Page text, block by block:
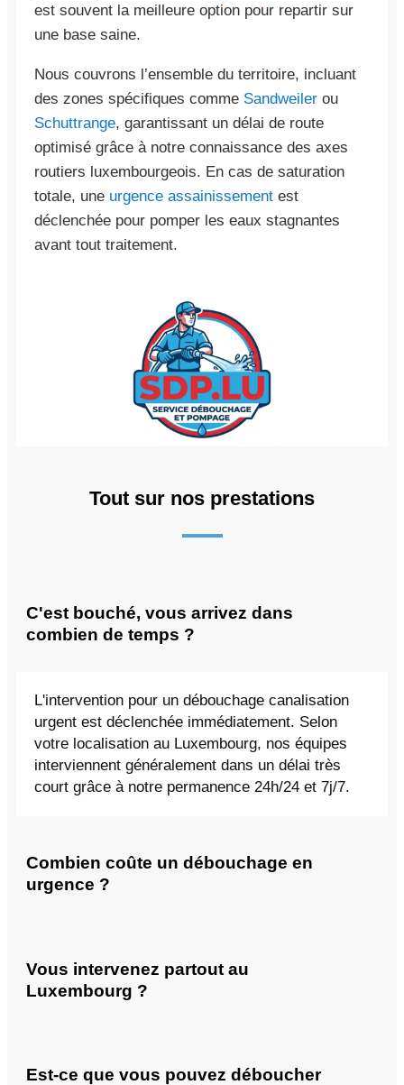
est souvent la meilleure option pour repartir sur
une base saine.
Nous couvrons l’ensemble du territoire, incluant
des zones spécifiques comme Sandweiler ou
Schuttrange, garantissant un délai de route
optimisé grâce à notre connaissance des axes
routiers luxembourgeois. En cas de saturation
totale, une urgence assainissement est
déclenchée pour pomper les eaux stagnantes
avant tout traitement.
Tout sur nos prestations
C'est bouché, vous arrivez dans
combien de temps ?
L'intervention pour un débouchage canalisation
urgent est déclenchée immédiatement. Selon
votre localisation au Luxembourg, nos équipes
interviennent généralement dans un délai très
court grâce à notre permanence 24h/24 et 7j/7.
Combien coûte un débouchage en
urgence ?
Vous intervenez partout au
Luxembourg ?
Est-ce que vous pouvez déboucher